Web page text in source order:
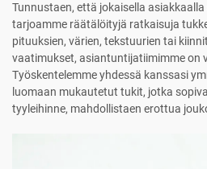
Tunnustaen, että jokaisella
tarjoamme räätälöityjä ratkaisuja
pituuksien, värien, tekstuurien tai
vaatimukset, asiantuntijatiimimme on
Työskentelemme yhdessä kanssasi
luomaan mukautetut tukit, jotka
tyyleihinne, mahdollistaen erottua